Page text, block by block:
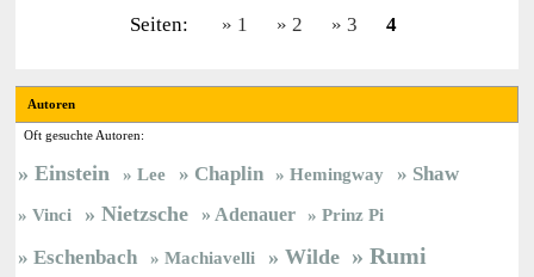
Seiten: 1 2 3 4
Autoren
Oft gesuchte Autoren:
Einstein Lee Chaplin Hemingway Shaw
Vinci Nietzsche Adenauer Prinz Pi
Eschenbach Machiavelli Wilde Rumi